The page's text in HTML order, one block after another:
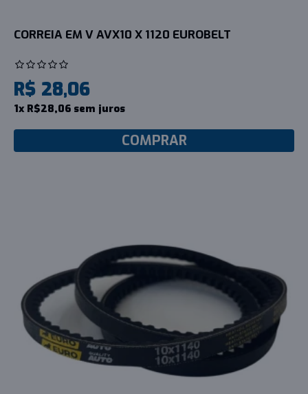
CORREIA EM V AVX10 X 1120 EUROBELT
R$ 28,06
1x R$28,06 sem juros
COMPRAR